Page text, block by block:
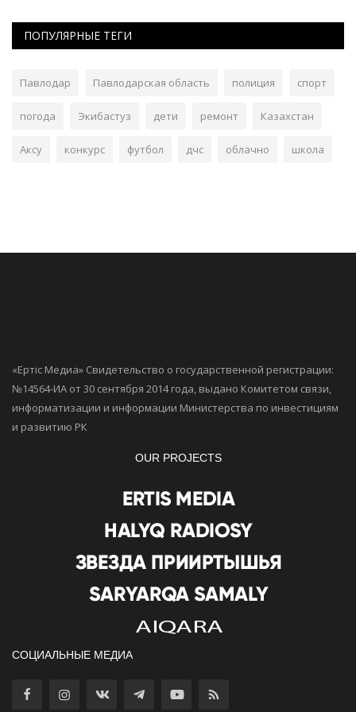
ПОПУЛЯРНЫЕ ТЕГИ
Павлодар Павлодарская область полиция спорт
погода Экибастуз дети ремонт Казахстан
Аксу конкурс футбол дчс облачно школа
«Ертiс Медиа» Свидетельство о государственной регистрации:
№14564-ИА от 30 сентября 2014 года, выдано Комитетом связи,
информатизации и информации Министерства по инвестициям
и развитию РК
OUR PROJECTS
СОЦИАЛЬНЫЕ МЕДИА